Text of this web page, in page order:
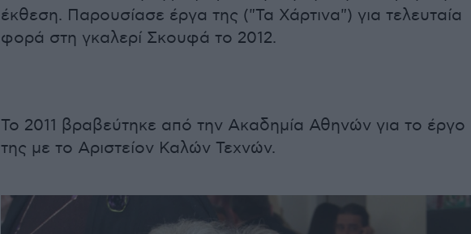
έκθεση. Παρουσίασε έργα της ("Τα Χάρτινα") για τελευταία
φορά στη γκαλερί Σκουφά το 2012.
Το 2011 βραβεύτηκε από την Ακαδημία Αθηνών για το έργο
της με το Αριστείον Καλών Τεχνών.